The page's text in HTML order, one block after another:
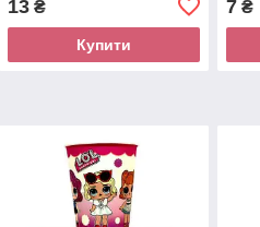
13₴
Купити
7 ₴